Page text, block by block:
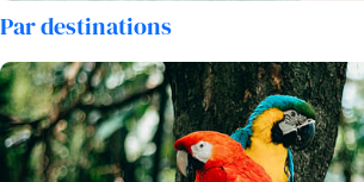
Par destinations